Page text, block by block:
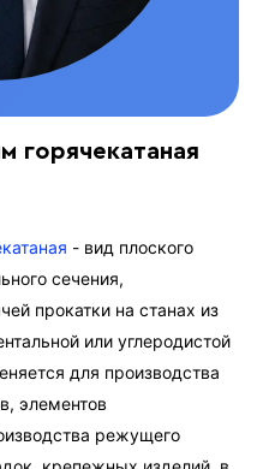
горячекатаная
- вид плоского
сечения,
прокатки на станах из
или углеродистой
для производства
элементов
режущего